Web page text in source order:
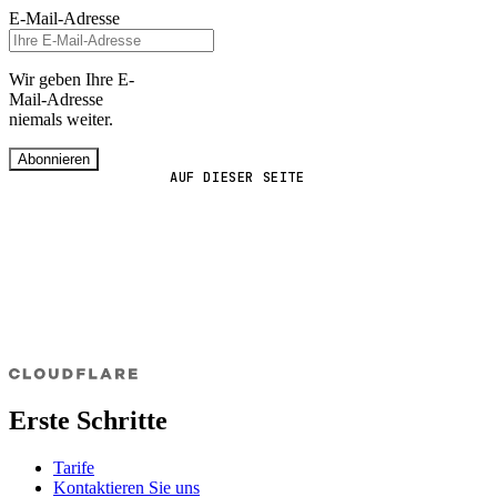
AUF DIESER SEITE
E-Mail-Adresse
Wir geben Ihre E-
Mail-Adresse
niemals weiter.
Abonnieren
Erste Schritte
Tarife
Kontaktieren Sie uns